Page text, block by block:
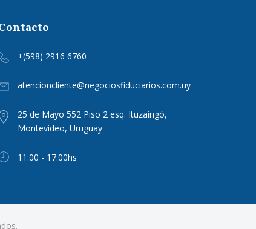
+(598) 2916 6760
atencioncliente@negociosfiduciarios.com.uy
25 de Mayo 552 Piso 2 esq. Ituzaingó,
Montevideo, Uruguay
11:00 - 17:00hs